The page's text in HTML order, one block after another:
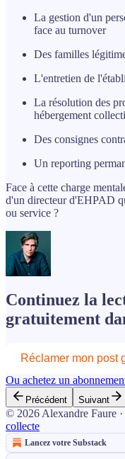
La gestion d'un
face au turnover
Des familles
L'entretien de
La résolution des
hébergement
Des consignes
Un reporting
Face à cette charge
d'un directeur d'EHPAD
ou service ?
Continuez la
gratuitement
Réclamer mon post
Ou achetez un
Précédent Suivant
© 2026 Alexandre Faure ·
collecte
Lancez votre Substack